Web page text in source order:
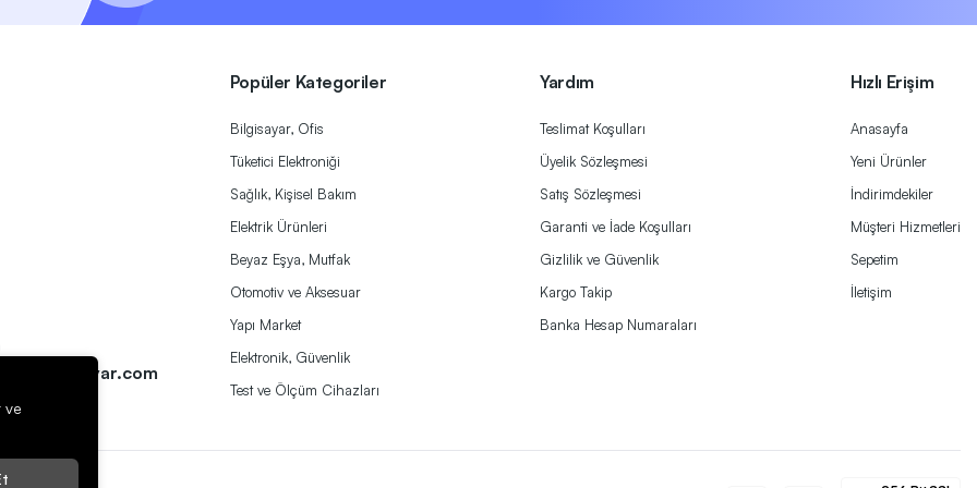
Popüler Kategoriler
Bilgisayar, Ofis
Tüketici Elektroniği
Sağlık, Kişisel Bakım
Elektrik Ürünleri
Beyaz Eşya, Mutfak
Otomotiv ve Aksesuar
Yapı Market
Elektronik, Güvenlik
Test ve Ölçüm Cihazları
Yardım
Teslimat Koşulları
Üyelik Sözleşmesi
Satış Sözleşmesi
Garanti ve İade Koşulları
Gizlilik ve Güvenlik
Kargo Takip
Banka Hesap Numaraları
Hızlı Erişim
Anasayfa
Yeni Ürünler
İndirimdekiler
Müşteri Hizmetleri
Sepetim
İletişim
ve